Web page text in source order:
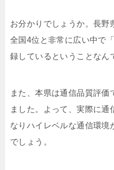
お分かりでしょうか。長野
全国4位と非常に広い中で
録しているということなん
また、本県は通信品質評価
ました。よって、実際に
なりハイレベルな通信環境
でしょう。